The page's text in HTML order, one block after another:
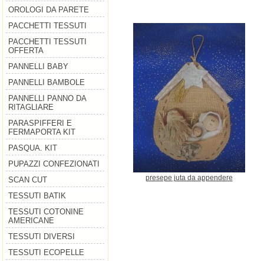
OROLOGI DA PARETE
PACCHETTI TESSUTI
PACCHETTI TESSUTI
OFFERTA
PANNELLI BABY
PANNELLI BAMBOLE
PANNELLI PANNO DA
RITAGLIARE
PARASPIFFERI E
FERMAPORTA KIT
PASQUA. KIT
PUPAZZI CONFEZIONATI
SCAN CUT
TESSUTI BATIK
TESSUTI COTONINE
AMERICANE
TESSUTI DIVERSI
TESSUTI ECOPELLE
presepe juta da appendere